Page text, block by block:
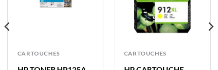
CARTOUCHES CARTOUCHES